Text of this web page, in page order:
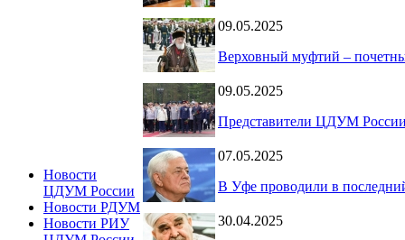
Новости
ЦДУМ России
Новости РДУМ
Новости РИУ
09.05.2025
Верховный муфтий –
09.05.2025
Представители ЦДУМ
07.05.2025
В Уфе проводили в
30.04.2025